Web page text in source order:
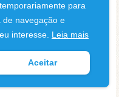
uma outra caixa de
possui um grande
integrada. Esse é o
que as pessoas
para
de navegação e
interesse. Leia mais
Aceitar